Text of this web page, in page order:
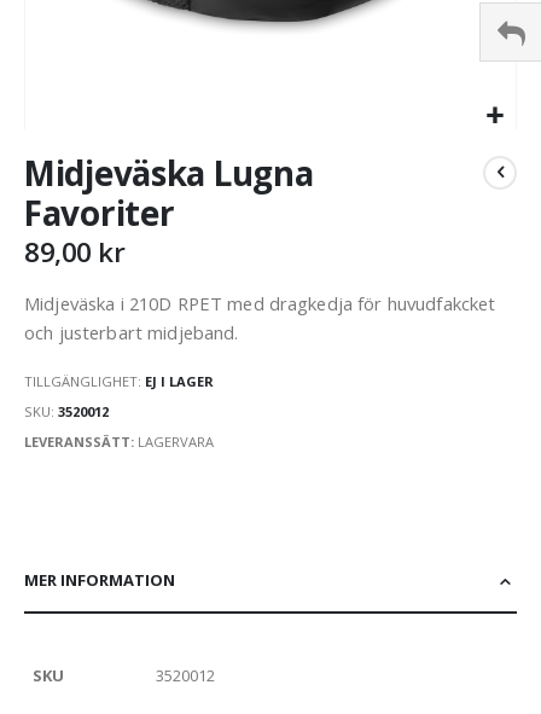
till
början
av
bildgalleriet
Midjeväska Lugna
Favoriter
89,00 kr
Midjeväska i 210D RPET med dragkedja för huvudfakcket
och justerbart midjeband.
TILLGÄNGLIGHET: EJ I LAGER
SKU 3520012
LEVERANSSÄTT: LAGERVARA
MER INFORMATION
SKU 3520012